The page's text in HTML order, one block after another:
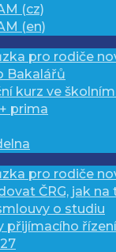
(cz)
(en)
pro rodiče
Bakalářů
kurz ve
prima
pro rodiče
ČRG, jak na
o studiu
přijímacího